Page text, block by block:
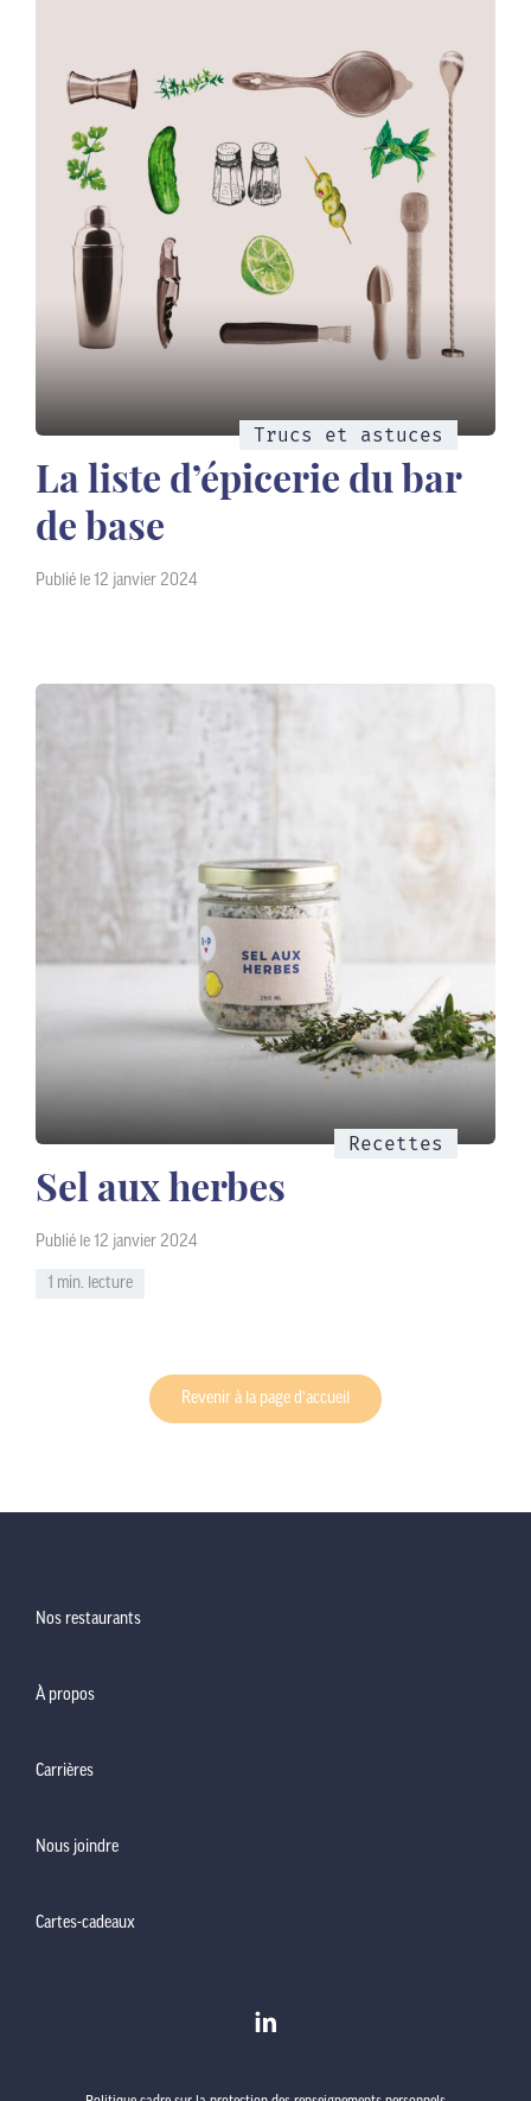
Trucs et astuces
La liste d’épicerie du bar
de base
Publié le 12 janvier 2024
Recettes
Sel aux herbes
Publié le 12 janvier 2024
1 min. lecture
Revenir à la page d’accueil
Nos restaurants
À propos
Carrières
Nous joindre
Cartes-cadeaux